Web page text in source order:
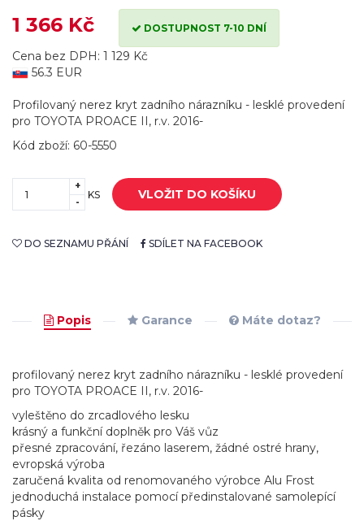
1 366 Kč DOSTUPNOST 7-10 DNÍ
Cena bez DPH: 1 129 Kč
56.3 EUR
Profilovaný nerez kryt zadního nárazníku - lesklé provedení
pro TOYOTA PROACE II, r.v. 2016-
Kód zboží: 60-5550
+
-
KS VLOŽIT DO KOŠÍKU
DO SEZNAMU PŘÁNÍ SDÍLET NA FACEBOOK
Popis Garance Máte dotaz?
profilovaný nerez kryt zadního nárazníku - lesklé provedení
pro TOYOTA PROACE II, r.v. 2016-
vyleštěno do zrcadlového lesku
krásný a funkční doplněk pro Váš vůz
přesné zpracování, řezáno laserem, žádné ostré hrany,
evropská výroba
zaručená kvalita od renomovaného výrobce Alu Frost
jednoduchá instalace pomocí předinstalované samolepící
pásky